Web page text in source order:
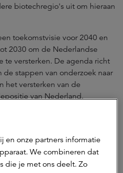
biotechregio's uit om hieraan
toekomstvisie voor 2040 en
2030 om de Nederlandse
te versterken. De agenda richt
de stappen van onderzoek naar
het versterken van de
van Nederland.
en onze partners informatie
We combineren dat
die je met ons deelt. Zo